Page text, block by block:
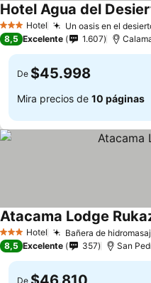
3 Estrellas
Hotel Un oasis en el
Hotel Agua del
8,5 Excelente 1.607
De $45.998
Mira precios de 10 páginas
3 Estrellas
Hotel Bañera de
Atacama Lodge
8,5 Excelente 357 San
De